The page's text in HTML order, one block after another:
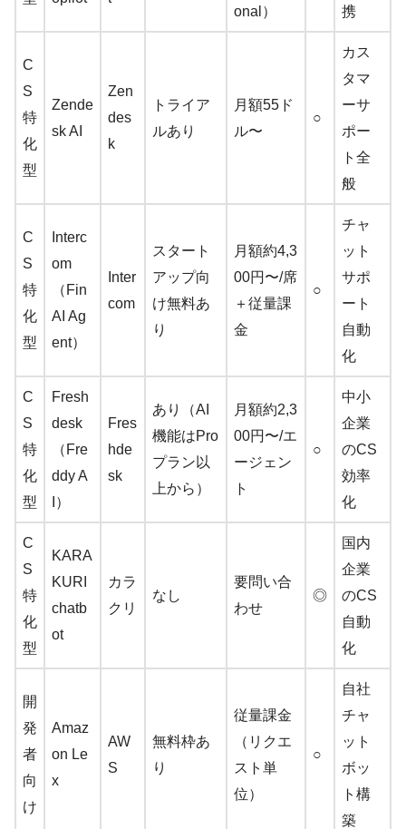
onal）
携
C
S
特
化
型
Zende
sk AI
Zen
des
k
トライア
ルあり
月額55ド
ル〜
○
カス
タマ
ーサ
ポー
ト全
般
C
S
特
化
型
Interc
om
（Fin
AI Ag
ent）
Inter
com
スタート
アップ向
け無料あ
り
月額約4,3
00円〜/席
＋従量課
金
○
チャ
ット
サポ
ート
自動
化
C
S
特
化
型
Fresh
desk
（Fre
ddy A
I）
Fres
hde
sk
あり（AI
機能はPro
プラン以
上から）
月額約2,3
00円〜/エ
ージェン
ト
○
中小
企業
のCS
効率
化
C
S
特
化
型
KARA
KURI
chatb
ot
カラ
クリ
なし
要問い合
わせ
◎
国内
企業
のCS
自動
化
開
発
者
向
け
Amaz
on Le
x
AW
S
無料枠あ
り
従量課金
（リクエ
スト単
位）
○
自社
チャ
ット
ボッ
ト構
築